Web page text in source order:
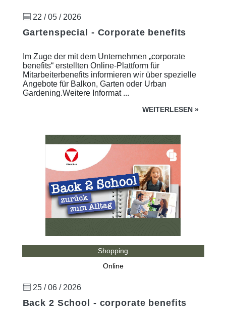
22 / 05 / 2026
Gartenspecial - Corporate benefits
Im Zuge der mit dem Unternehmen „corporate
benefits“ erstellten Online-Plattform für
Mitarbeiterbenefits informieren wir über spezielle
Angebote für Balkon, Garten oder Urban
Gardening.Weitere Informat ...
WEITERLESEN »
Shopping
Online
25 / 06 / 2026
Back 2 School - corporate benefits